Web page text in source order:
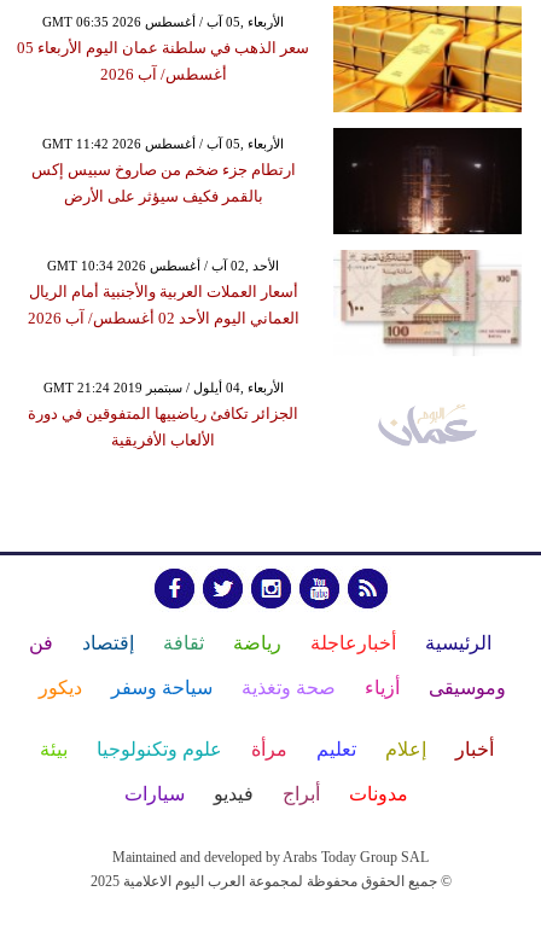
GMT 06:35 2026 الأربعاء ,05 آب / أغسطس
سعر الذهب في سلطنة عمان اليوم الأربعاء 05
أغسطس/ آب 2026
GMT 11:42 2026 الأربعاء ,05 آب / أغسطس
ارتطام جزء ضخم من صاروخ سبيس إكس
بالقمر فكيف سيؤثر على الأرض
GMT 10:34 2026 الأحد ,02 آب / أغسطس
أسعار العملات العربية والأجنبية أمام الريال
العماني اليوم الأحد 02 أغسطس/ آب 2026
GMT 21:24 2019 الأربعاء ,04 أيلول / سبتمبر
الجزائر تكافئ رياضييها المتفوقين في دورة
الألعاب الأفريقية
الرئيسية أخبارعاجلة رياضة ثقافة إقتصاد فن
وموسيقى أزياء صحة وتغذية سياحة وسفر ديكور
أخبار إعلام تعليم مرأة علوم وتكنولوجيا بيئة
مدونات أبراج فيديو سيارات
Maintained and developed by Arabs Today Group SAL
جميع الحقوق محفوظة لمجموعة العرب اليوم الاعلامية 2025 ©